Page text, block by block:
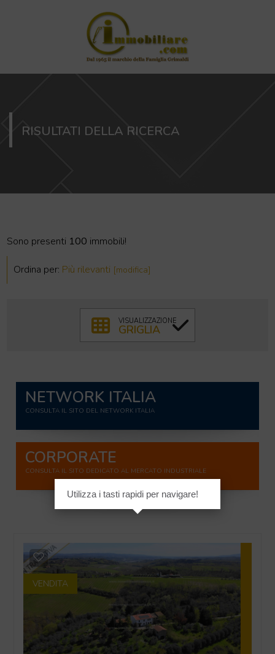
RISULTATI DELLA RICERCA
Sono presenti 100 immobili!
Ordina per: Più rilevanti [modifica]
GRIGLIAVISUALIZZAZIONE
GRIGLIA
NETWORK ITALIA
CONSULTA IL SITO DEL NETWORK ITALIA
CORPORATE
CONSULTA IL SITO DEDICATO AL MERCATO INDUSTRIALE
VENDITA
Utilizza i tasti rapidi per navigare!